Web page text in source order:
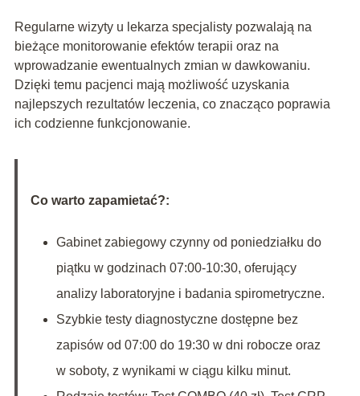
Regularne wizyty u lekarza specjalisty pozwalają na
bieżące monitorowanie efektów terapii oraz na
wprowadzanie ewentualnych zmian w dawkowaniu.
Dzięki temu pacjenci mają możliwość uzyskania
najlepszych rezultatów leczenia, co znacząco poprawia
ich codzienne funkcjonowanie.
Co warto zapamietać?:
Gabinet zabiegowy czynny od poniedziałku do
piątku w godzinach 07:00-10:30, oferujący
analizy laboratoryjne i badania spirometryczne.
Szybkie testy diagnostyczne dostępne bez
zapisów od 07:00 do 19:30 w dni robocze oraz
w soboty, z wynikami w ciągu kilku minut.